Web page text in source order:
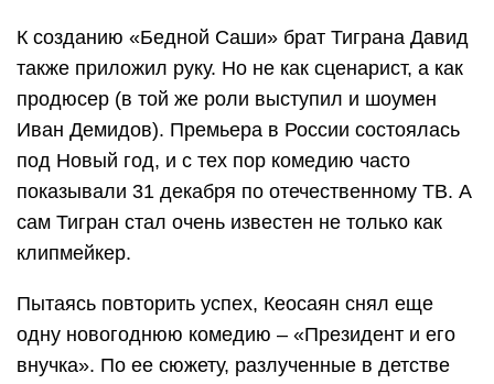
К созданию «Бедной Саши» брат Тиграна Давид
также приложил руку. Но не как сценарист, а как
продюсер (в той же роли выступил и шоумен
Иван Демидов). Премьера в России состоялась
под Новый год, и с тех пор комедию часто
показывали 31 декабря по отечественному ТВ. А
сам Тигран стал очень известен не только как
клипмейкер.
Пытаясь повторить успех, Кеосаян снял еще
одну новогоднюю комедию – «Президент и его
внучка». По ее сюжету, разлученные в детстве